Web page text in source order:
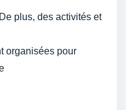
plus, des activités et
organisées pour